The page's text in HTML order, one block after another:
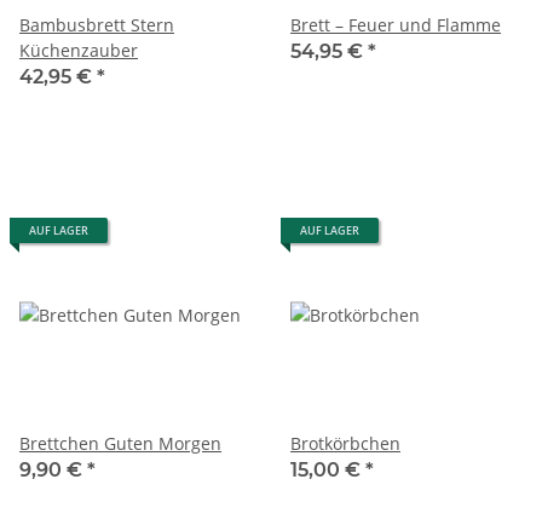
Bambusbrett Stern
Küchenzauber
42,95 € *
Brett – Feuer und Flamme
54,95 € *
AUF LAGER
Brettchen Guten Morgen
9,90 € *
AUF LAGER
Brotkörbchen
15,00 € *